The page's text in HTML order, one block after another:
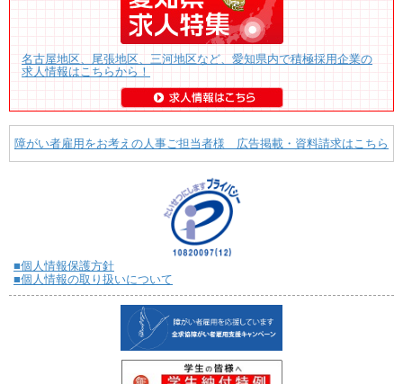
名古屋地区、尾張地区、三河地区など、愛知県内で積極採用企業の
求人情報はこちらから！
障がい者雇用をお考えの人事ご担当者様 広告掲載・資料請求はこちら
■個人情報保護方針
■個人情報の取り扱いについて